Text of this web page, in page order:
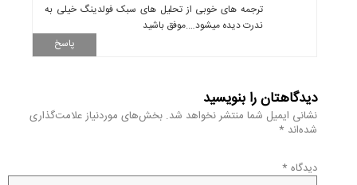
ترجمه های خوبی از تحلیل های سبک فولدینگ خیلی به
ندرت دیده میشود….موفق باشید
پاسخ
دیدگاهتان را بنویسید
نشانی ایمیل شما منتشر نخواهد شد. بخش‌های موردنیاز علامت‌گذاری
شده‌اند *
دیدگاه *